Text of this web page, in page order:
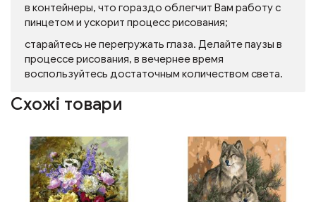
в контейнеры, что гораздо облегчит Вам работу с
пинцетом и ускорит процесс рисования;
старайтесь не перегружать глаза. Делайте паузы в
процессе рисования, в вечернее время
воспользуйтесь достаточным количеством света.
Схожі товари